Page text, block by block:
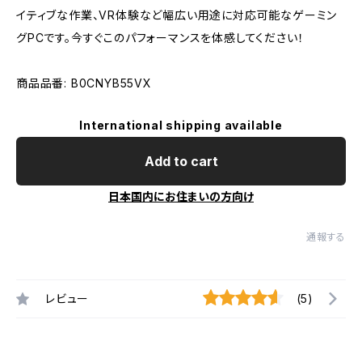
イティブな作業、VR体験など幅広い用途に対応可能なゲーミン
グPCです。今すぐこのパフォーマンスを体感してください！
商品品番: B0CNYB55VX
International shipping available
Add to cart
日本国内にお住まいの方向け
通報する
レビュー (5)